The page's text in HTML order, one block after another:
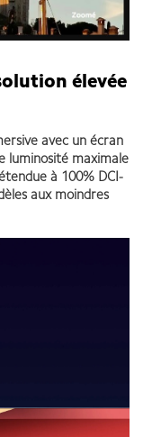
élevée
avec un écran
luminosité maximale
à 100% DCI-
aux moindres